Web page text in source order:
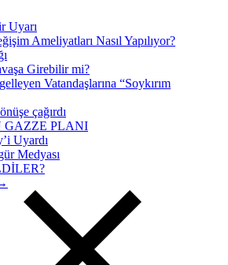
Uyarı
Ameliyatları Nasıl Yapılıyor?
Girebilir mi?
Vatandaşlarına “Soykırım
çağırdı
GAZZE PLANI
Uyardı
Medyası